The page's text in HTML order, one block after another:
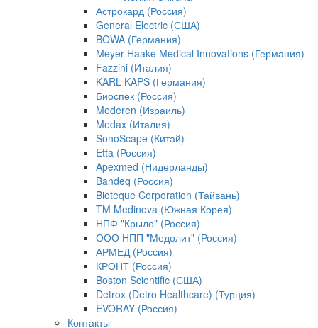
Астрокард (Россия)
General Electric (США)
BOWA (Германия)
Meyer-Haake Medical Innovations (Германия)
Fazzini (Италия)
KARL KAPS (Германия)
Биоспек (Россия)
Mederen (Израиль)
Medax (Италия)
SonoScape (Китай)
Etta (Россия)
Apexmed (Нидерланды)
Bandeq (Россия)
Bioteque Corporation (Тайвань)
TM Medinova (Южная Корея)
НПФ "Крыло" (Россия)
ООО НПП "Медолит" (Россия)
АРМЕД (Россия)
КРОНТ (Россия)
Boston Scientific (США)
Detrox (Detro Healthcare) (Турция)
EVORAY (Россия)
Контакты